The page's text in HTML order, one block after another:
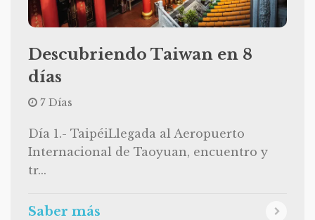
Descubriendo Taiwan en 8
días
7 Días
Día 1.- TaipéiLlegada al Aeropuerto
Internacional de Taoyuan, encuentro y
tr...
Saber más